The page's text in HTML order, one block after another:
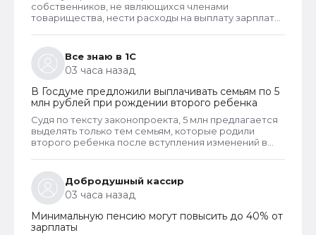
собственников, не являющихся членами
товарищества, нести расходы на выплату зарплаты
скорее всего речь в споре шла не о зарплате или
не только о зарплате председателя, но и об оплате
его услуг, которые он может оказывать наряду со
своей основной деятельностью. Такие услуги и
работы должны оплачивать все собственники
гаражей.
Все знаю в 1С
03 часа назад
В Госдуме предложили выплачивать семьям по 5
млн рублей при рождении второго ребенка
Судя по тексту законопроекта, 5 млн предлагается
выделять только тем семьям, которые родили
второго ребенка после вступления изменений в
принятия проекта, уже был второй ребенок, а
также многодетным семьям, документ не
предлагает никаких мер поддержки. Очевидно,
цель проекта - стимулирование именно на
рождение второго ребенка.
Добродушный кассир
03 часа назад
Минимальную пенсию могут повысить до 40% от
зарплаты